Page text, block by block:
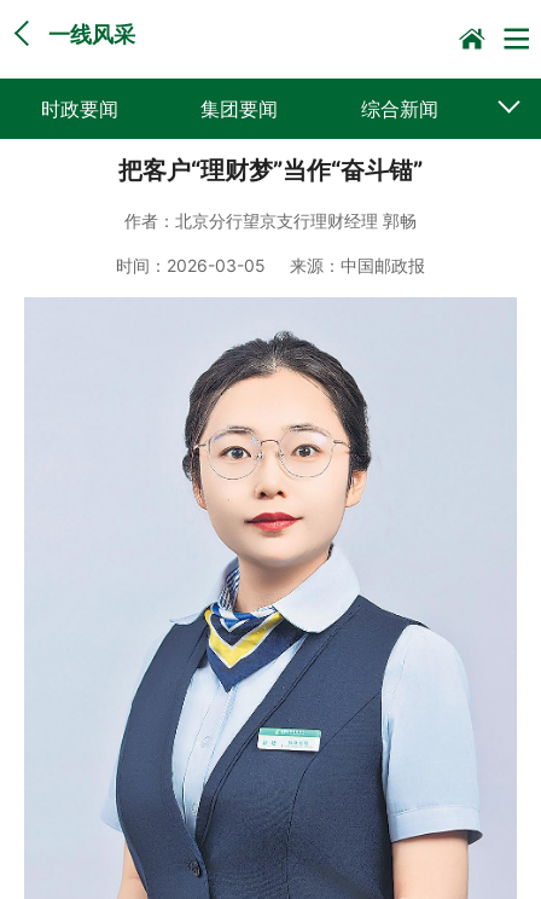
一线风采
时政要闻 集团要闻 综合新闻
媒体聚焦 党建动态 普遍服务
企业文化 一线风采
把客户“理财梦”当作“奋斗锚”
作者： 北京分行望京支行理财经理 郭畅
时间： 2026-03-05 来源： 中国邮政报